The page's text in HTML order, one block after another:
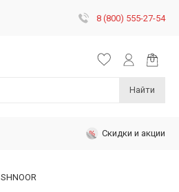
8 (800) 555-27-54
Найти
Скидки и акции
SHNOOR